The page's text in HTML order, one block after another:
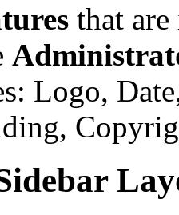
that
Logo,